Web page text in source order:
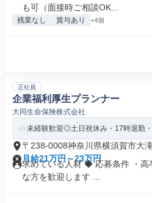
も可（面接時ご相談OK...
残業なし 賞与あり +4個
正社員
企業福利厚生プランナー
大同生命保険株式会社
未経験歓迎◎土日祝休み・17時退勤
〒238-0008神奈川県横須賀市大
月給21万円～23万円
求めている人材 ◆ 応募条件 ・
な方を歓迎します ...